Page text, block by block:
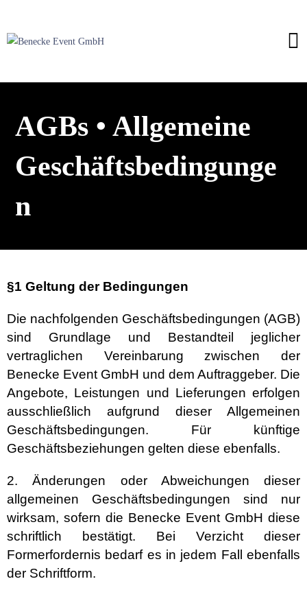
AGBs • Allgemeine
Geschäftsbedingunge
n
§1 Geltung der Bedingungen
Die nachfolgenden Geschäftsbedingungen (AGB)
sind Grundlage und Bestandteil jeglicher
vertraglichen Vereinbarung zwischen der
Benecke Event GmbH und dem Auftraggeber. Die
Angebote, Leistungen und Lieferungen erfolgen
ausschließlich aufgrund dieser Allgemeinen
Geschäftsbedingungen. Für künftige
Geschäftsbeziehungen gelten diese ebenfalls.
2. Änderungen oder Abweichungen dieser
allgemeinen Geschäftsbedingungen sind nur
wirksam, sofern die Benecke Event GmbH diese
schriftlich bestätigt. Bei Verzicht dieser
Formerfordernis bedarf es in jedem Fall ebenfalls
der Schriftform.